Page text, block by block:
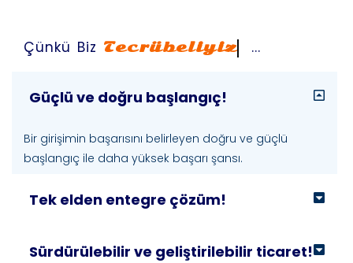
Çünkü Biz Yenilikçiyiz
...
Güçlü ve doğru başlangıç!
Bir girişimin başarısını belirleyen doğru ve güçlü
başlangıç ile daha yüksek başarı şansı.
Tek elden entegre çözüm!
Sürdürülebilir ve geliştirilebilir ticaret!